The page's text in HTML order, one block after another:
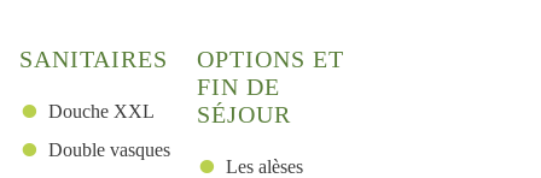
SANITAIRES
Douche XXL
Double vasques
OPTIONS ET
FIN DE
SÉJOUR
Les alèses